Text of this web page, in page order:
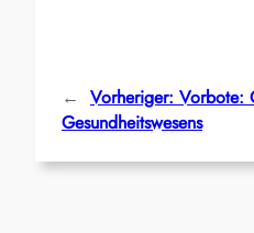
← Vorheriger: Vorbote:
Gesundheitswesens